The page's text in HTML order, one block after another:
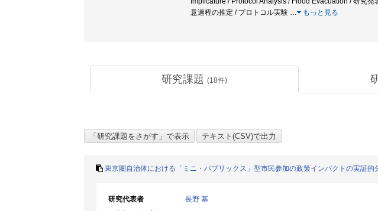
意過程の推定 / プロトコル実験 … もっと見る
研究課題 (18件)
東京圏自治体における「ミニ・パブリックス」型市民参加の政策インパクトの実証的
研究代表者
長野 基